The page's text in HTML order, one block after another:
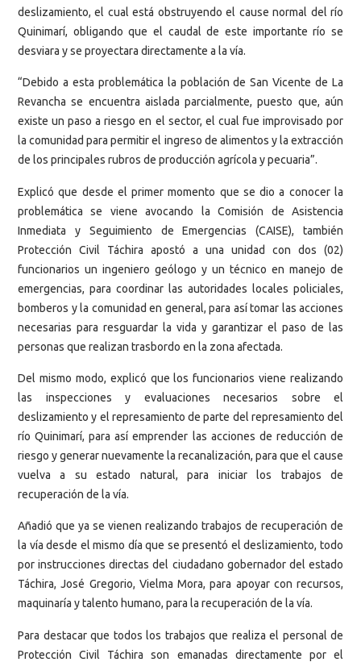
deslizamiento, el cual está obstruyendo el cause normal del río
Quinimarí, obligando que el caudal de este importante río se
desviara y se proyectara directamente a la vía.
“Debido a esta problemática la población de San Vicente de La
Revancha se encuentra aislada parcialmente, puesto que, aún
existe un paso a riesgo en el sector, el cual fue improvisado por
la comunidad para permitir el ingreso de alimentos y la extracción
de los principales rubros de producción agrícola y pecuaria”.
Explicó que desde el primer momento que se dio a conocer la
problemática se viene avocando la Comisión de Asistencia
Inmediata y Seguimiento de Emergencias (CAISE), también
Protección Civil Táchira apostó a una unidad con dos (02)
funcionarios un ingeniero geólogo y un técnico en manejo de
emergencias, para coordinar las autoridades locales policiales,
bomberos y la comunidad en general, para así tomar las acciones
necesarias para resguardar la vida y garantizar el paso de las
personas que realizan trasbordo en la zona afectada.
Del mismo modo, explicó que los funcionarios viene realizando
las inspecciones y evaluaciones necesarios sobre el
deslizamiento y el represamiento de parte del represamiento del
río Quinimarí, para así emprender las acciones de reducción de
riesgo y generar nuevamente la recanalización, para que el cause
vuelva a su estado natural, para iniciar los trabajos de
recuperación de la vía.
Añadió que ya se vienen realizando trabajos de recuperación de
la vía desde el mismo día que se presentó el deslizamiento, todo
por instrucciones directas del ciudadano gobernador del estado
Táchira, José Gregorio, Vielma Mora, para apoyar con recursos,
maquinaría y talento humano, para la recuperación de la vía.
Para destacar que todos los trabajos que realiza el personal de
Protección Civil Táchira son emanadas directamente por el